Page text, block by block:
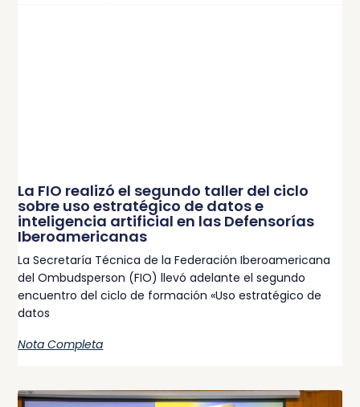
La FIO realizó el segundo taller del ciclo
sobre uso estratégico de datos e
inteligencia artificial en las Defensorías
Iberoamericanas
La Secretaría Técnica de la Federación Iberoamericana
del Ombudsperson (FIO) llevó adelante el segundo
encuentro del ciclo de formación «Uso estratégico de
datos
Nota Completa